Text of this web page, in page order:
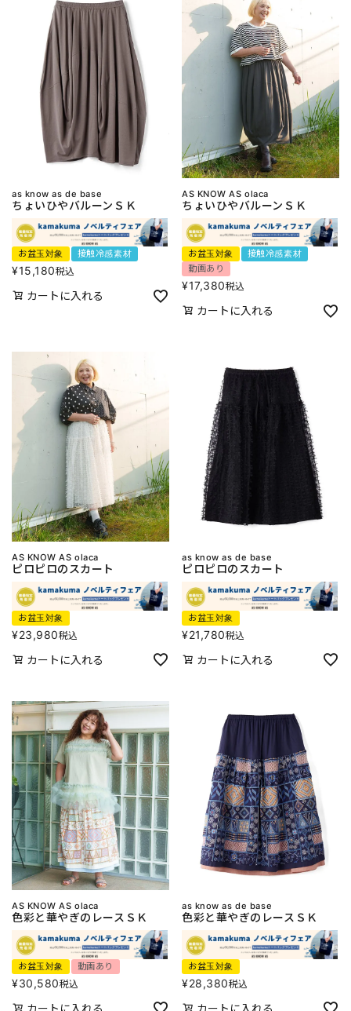
as know as de base
ちょいひやバルーンＳＫ
お盆玉対象 接触冷感素材
¥15,180税込
カートに入れる
AS KNOW AS olaca
ちょいひやバルーンＳＫ
お盆玉対象
接触冷感素材
動画あり
¥17,380税込
カートに入れる
AS KNOW AS olaca
ピロピロのスカート
お盆玉対象
¥23,980税込
カートに入れる
as know as de base
ピロピロのスカート
お盆玉対象
¥21,780税込
カートに入れる
AS KNOW AS olaca
色彩と華やぎのレースＳＫ
お盆玉対象 動画あり
¥30,580税込
カートに入れる
as know as de base
色彩と華やぎのレースＳＫ
お盆玉対象
¥28,380税込
カートに入れる